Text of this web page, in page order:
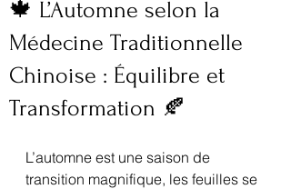
🍁 L’Automne selon la
Médecine Traditionnelle
Chinoise : Équilibre et
Transformation 🍂
L’automne est une saison de
transition magnifique, les feuilles se